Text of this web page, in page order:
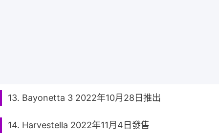
13. Bayonetta 3 2022年10月28日推出
14. Harvestella 2022年11月4日發售